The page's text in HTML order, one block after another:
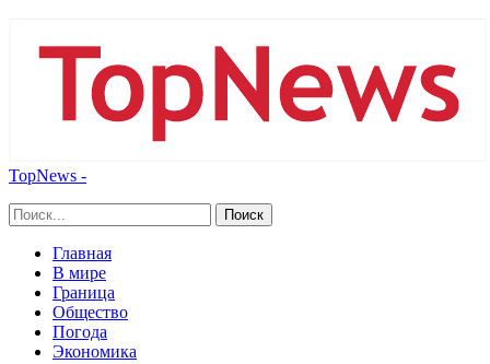
TopNews -
Главная
В мире
Граница
Общество
Погода
Экономика